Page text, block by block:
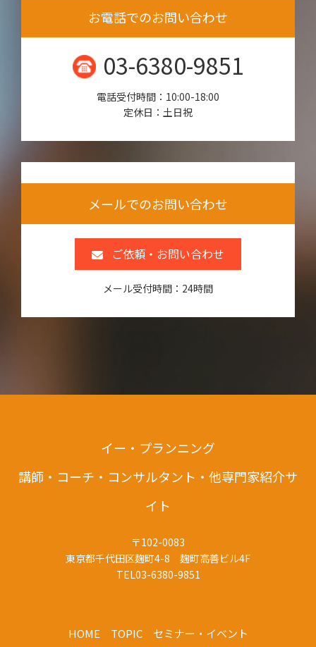
お電話でのお問い合わせ
03-6380-9851
電話受付時間：10:00-18:00
定休日：土日祝
メールでのお問い合わせ
ご依頼・お問い合わせ
メール受付時間：24時間
イー・プランニング
講師・コーチ・コンサルタント・他専門家紹介サ
イト
〒102-0083
東京都千代田区麹町4-8 麹町高善ビル4F
TEL03-6380-9851
HOME TOPIC セミナー・イベント